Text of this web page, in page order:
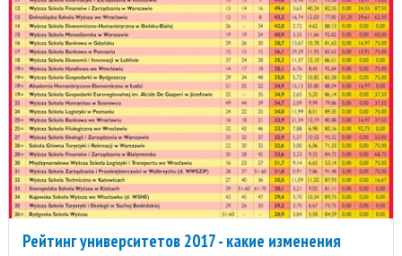
Рейтинг университетов 2017 - какие изменения